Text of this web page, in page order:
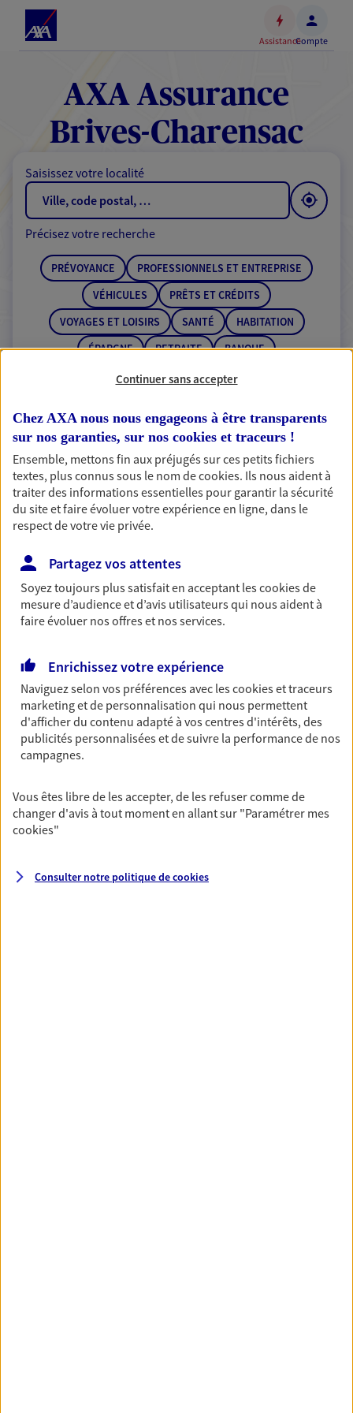
Accéder
contenu
principal
Accéder
au
de
AssistanceCompte
AXA Assurance
Brives-Charensac
Saisissez votre localité
RECHERCHER
Précisez votre recherche
PRÉVOYANCE
PROFESSIONNELS ET ENTREPRISE
VÉHICULES
PRÊTS ET CRÉDITS
VOYAGES ET LOISIRS
SANTÉ
HABITATION
ÉPARGNE
RETRAITE BANQUE
1 résultat correspond à votre
recherche
Passer les
résultats
Eirl Colliot Mathias
France
10 Route De Lyon, 43700 Brives Charensac
Agence accessible
Horaires : Fermé
Ouvre le 10 août à 14:00
NOUS CONTACTER
Continuer sans accepter
Chez AXA nous nous engageons à être transparents
sur nos garanties, sur nos cookies et traceurs !
Ensemble, mettons fin aux préjugés sur ces petits fichiers
textes, plus connus sous le nom decookies. Ils nous aident à
traiter des informations essentielles pour garantir la sécurité
du site et faire évoluer votre expérience en ligne, dans le
respect de votre vie privée.
Partagez vos attentes
Soyez toujours plus satisfait en acceptant lescookiesde
mesure d’audience et d’avis utilisateurs qui nous aident à
faire évoluer nos offres et nos services.
Enrichissez votre expérience
Naviguez selon vos préférences avec lescookies et traceurs
marketing et de personnalisation qui nous permettent
d'afficher du contenu adapté à vos centres d'intérêts, des
publicités personnalisées et de suivre la performance de nos
campagnes.
Vous êtes libre de les accepter, de les refuser comme de
changer d'avis à tout moment en allant sur "Paramétrer mes
cookies"
Consulter notre politique decookies